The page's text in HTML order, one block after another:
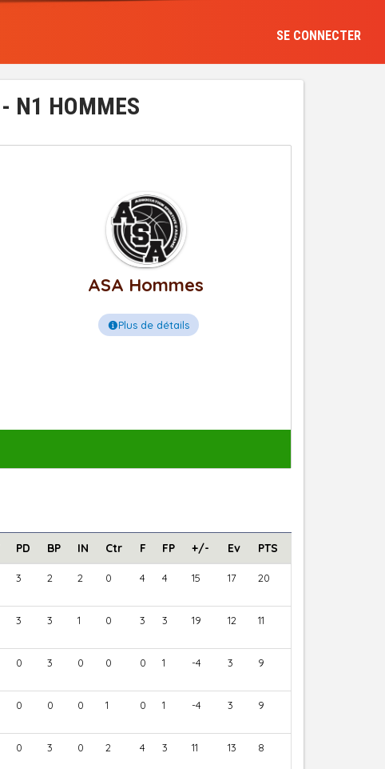
SE CONNECTER
N1 HOMMES
ASA Hommes
Plus de détails
PD BP IN Ctr F FP +/- Ev PTS
3 2 2 0 4 4 15 17 20
3 3 1 0 3 3 19 12 11
0 3 0 0 0 1 -4 3 9
0 0 0 1 0 1 -4 3 9
0 3 0 2 4 3 11 13 8